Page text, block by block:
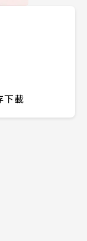
下載